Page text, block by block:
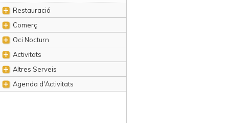
Restauració
Comerç
Oci Nocturn
Activitats
Altres Serveis
Agenda d'Activitats